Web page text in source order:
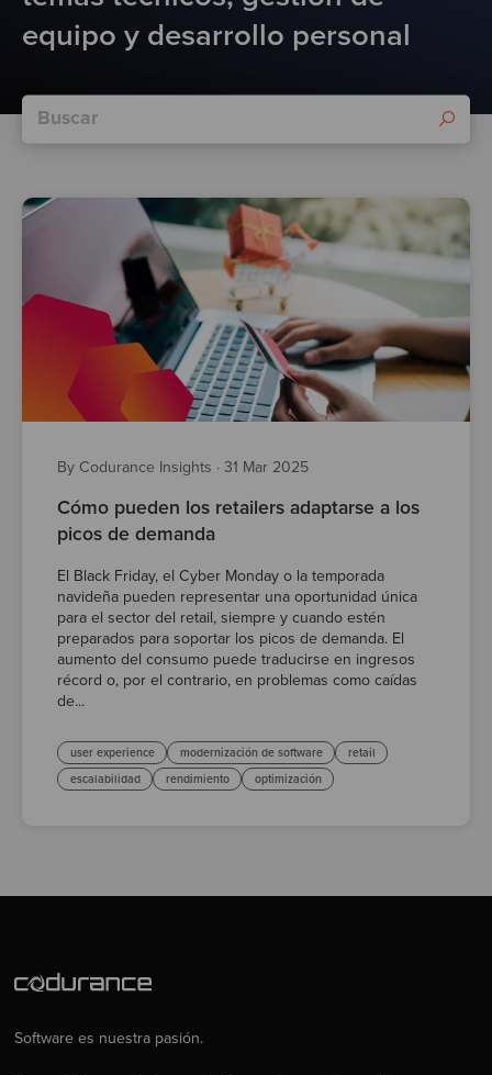
equipo y desarrollo personal
By Codurance Insights · 31 Mar 2025
Cómo pueden los retailers adaptarse a los
picos de demanda
El Black Friday, el Cyber Monday o la temporada
navideña pueden representar una oportunidad única
para el sector del retail, siempre y cuando estén
preparados para soportar los picos de demanda. El
aumento del consumo puede traducirse en ingresos
récord o, por el contrario, en problemas como caídas
de...
user experience modernización de software
retail
escalabilidad
rendimiento optimización
Software es nuestra pasión.